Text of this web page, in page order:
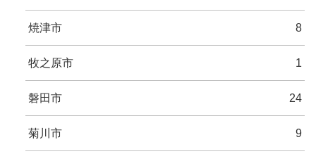
焼津市 8
牧之原市 1
磐田市 24
菊川市 9